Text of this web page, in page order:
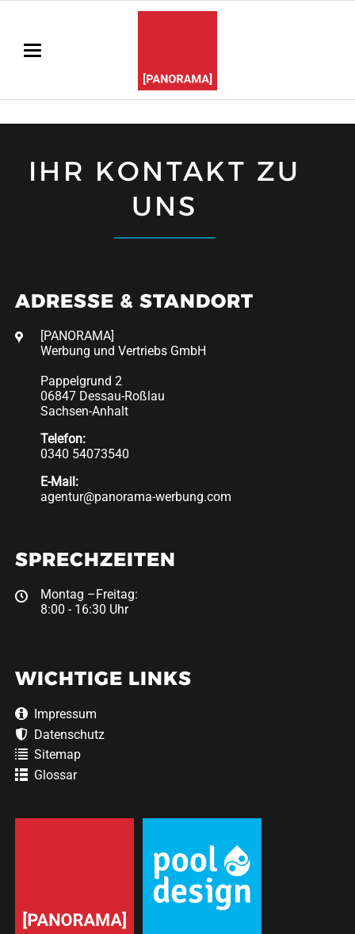
IHR KONTAKT ZU
UNS
ADRESSE & STANDORT
[PANORAMA]
Werbung und Vertriebs GmbH
Pappelgrund 2
06847 Dessau-Roßlau
Sachsen-Anhalt
Telefon:
0340 54073540
E-Mail:
agentur@panorama-werbung.com
SPRECHZEITEN
Montag –Freitag:
8:00 - 16:30 Uhr
WICHTIGE LINKS
Impressum
Datenschutz
Sitemap
Glossar